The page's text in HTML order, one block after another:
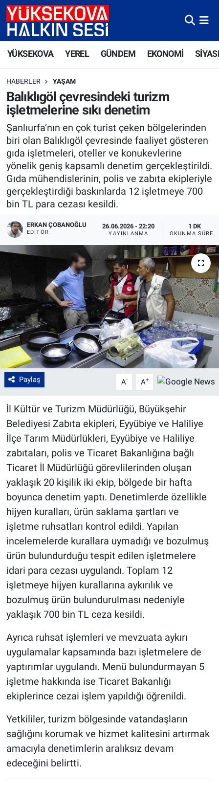
YÜKSEKOVA YEREL GÜNDEM EKONOMİ
HABERLER YAŞAM
Balıklıgöl çevresindeki turizm
işletmelerine sıkı denetim
Şanlıurfa’nın en çok turist çeken bölgelerinden
biri olan Balıklıgöl çevresinde faaliyet gösteren
gıda işletmeleri, oteller ve konukevlerine
yönelik geniş kapsamlı denetim gerçekleştirildi.
Gıda mühendislerinin, polis ve zabıta ekipleriyle
gerçekleştirdiği baskınlarda 12 işletmeye 700
bin TL para cezası kesildi.
ERKAN ÇOBANOĞLU
EDITÖR
26.06.2026 - 22:20
YAYINLANMA
1 DK
OKUNMA SÜRESI
Paylaş A- A+
İl Kültür ve Turizm Müdürlüğü, Büyükşehir
Belediyesi Zabıta ekipleri, Eyyübiye ve Haliliye
İlçe Tarım Müdürlükleri, Eyyübiye ve Haliliye
zabıtaları, polis ve Ticaret Bakanlığına bağlı
Ticaret İl Müdürlüğü görevlilerinden oluşan
yaklaşık 20 kişilik iki ekip, bölgede bir hafta
boyunca denetim yaptı. Denetimlerde özellikle
hijyen kuralları, ürün saklama şartları ve
işletme ruhsatları kontrol edildi. Yapılan
incelemelerde kurallara uymadığı ve bozulmuş
ürün bulundurduğu tespit edilen işletmelere
idari para cezası uygulandı. Toplam 12
işletmeye hijyen kurallarına aykırılık ve
bozulmuş ürün bulundurulması nedeniyle
yaklaşık 700 bin TL ceza kesildi.
Ayrıca ruhsat işlemleri ve mevzuata aykırı
uygulamalar kapsamında bazı işletmelere de
yaptırımlar uygulandı. Menü bulundurmayan 5
işletme hakkında ise Ticaret Bakanlığı
ekiplerince cezai işlem yapıldığı öğrenildi.
Yetkililer, turizm bölgesinde vatandaşların
sağlığını korumak ve hizmet kalitesini artırmak
amacıyla denetimlerin aralıksız devam
edeceğini belirtti.
Yüksekova Nöbetçi Eczaneler
Yüksekova Trafik Yoğunluk Haritası
Süper Lig Puan Durumu ve Fikstür
Tüm Manşetler
Son Dakika Haberleri
Haber Arşivi